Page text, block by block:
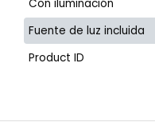
Con iluminación
Fuente de luz incluida
Product ID